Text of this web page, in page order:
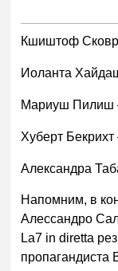
Кшиштоф
Иоланта
Мариуш Пилиш
Хуберт
Александра
Напомним, в
Алессандро
La7 in diretta
пропагандиста